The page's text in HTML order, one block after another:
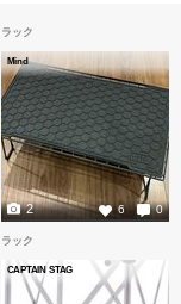
ラック
Mind
6 0
2
ラック
CAPTAIN STAG